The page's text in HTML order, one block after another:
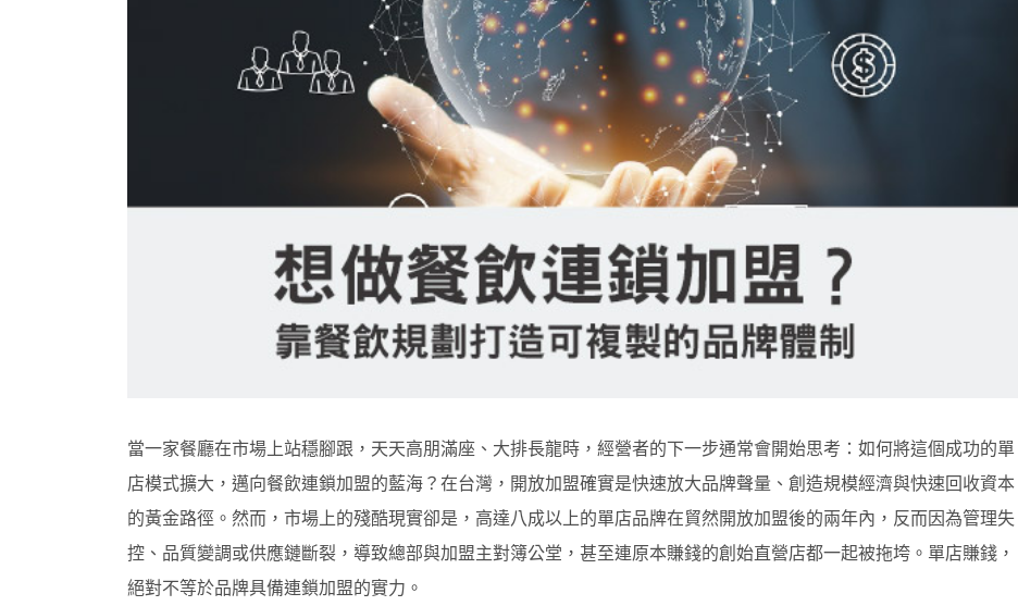
當一家餐廳在市場上站穩腳跟，天天高朋滿座、大排長龍時，經營者的下一步通常會開始思考：如何將這個成功的單
店模式擴大，邁向餐飲連鎖加盟的藍海？在台灣，開放加盟確實是快速放大品牌聲量、創造規模經濟與快速回收資本
的黃金路徑。然而，市場上的殘酷現實卻是，高達八成以上的單店品牌在貿然開放加盟後的兩年內，反而因為管理失
控、品質變調或供應鏈斷裂，導致總部與加盟主對簿公堂，甚至連原本賺錢的創始直營店都一起被拖垮。單店賺錢，
絕對不等於品牌具備連鎖加盟的實力。